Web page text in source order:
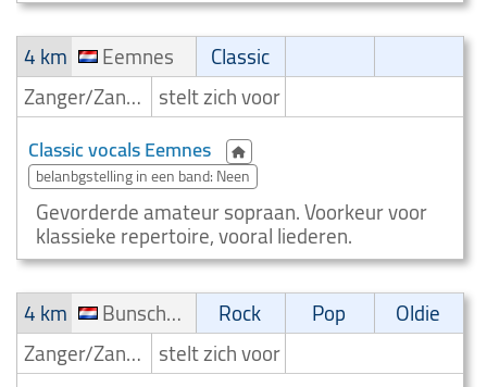
4 km
Eemnes
Classic
Zanger/Zangeres stelt zich voor
Classic vocals Eemnes
belanbgstelling in een band: Neen
Gevorderde amateur sopraan. Voorkeur voor
klassieke repertoire, vooral liederen.
4 km
Bunschoten-Spakenburg Rock Pop
Oldie
Zanger/Zangeres stelt zich voor